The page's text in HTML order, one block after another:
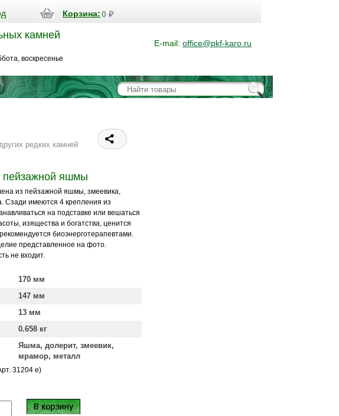
Корзина:0 ₽
камней
воскресенье
E-mail: office@pkf-karo.ru
редких камней
пейзажной яшмы
из пейзажной яшмы, змеевика,
Сзади имеются 4 крепления из
на подставке или вешаться
изящества и богатства, ценится
биоэнерготерапевтами.
представленное на фото.
не входит.
170 мм
147 мм
13 мм
0.658 кг
Яшма, долерит, змеевик,
мрамор, металл
31204 e)